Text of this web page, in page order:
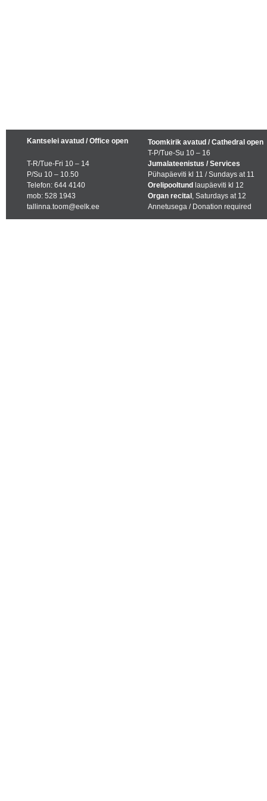
Kantselei avatud / Office open
T-R/Tue-Fri 10 – 14
P/Su 10 – 10.50
Telefon: 644 4140
mob: 528 1943
tallinna.toom@eelk.ee
Toomkirik avatud / Cathedral open
T-P/Tue-Su 10 – 16
Jumalateenistus / Services
Pühapäeviti kl 11 / Sundays at 11
Orelipooltund laupäeviti kl 12
Organ recital , Saturdays at 12
Annetusega / Donation required